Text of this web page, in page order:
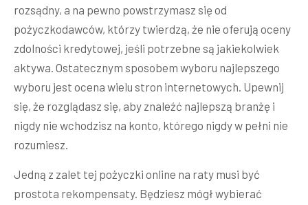
rozsądny, a na pewno powstrzymasz się od
pożyczkodawców, którzy twierdzą, że nie oferują oceny
zdolności kredytowej, jeśli potrzebne są jakiekolwiek
aktywa. Ostatecznym sposobem wyboru najlepszego
wyboru jest ocena wielu stron internetowych. Upewnij
się, że rozglądasz się, aby znaleźć najlepszą branżę i
nigdy nie wchodzisz na konto, którego nigdy w pełni nie
rozumiesz.
Jedną z zalet tej pożyczki online na raty musi być
prostota rekompensaty. Będziesz mógł wybierać